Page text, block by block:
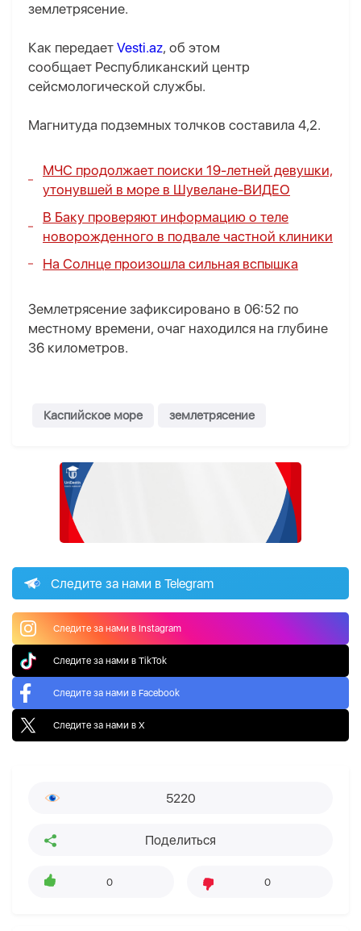
землетрясение.
Как передает Vesti.az, об этом
сообщает Республиканский центр
сейсмологической службы.
Магнитуда подземных толчков составила 4,2.
МЧС продолжает поиски 19-летней девушки,
утонувшей в море в Шувелане-ВИДЕО
В Баку проверяют информацию о теле
новорожденного в подвале частной клиники
На Солнце произошла сильная вспышка
Землетрясение зафиксировано в 06:52 по
местному времени, очаг находился на глубине
36 километров.
Каспийское море землетрясение
Следите за нами в Telegram
Следите за нами в Instagram
Следите за нами в TikTok
Следите за нами в Facebook
Следите за нами в X
5220
Поделиться
0 0